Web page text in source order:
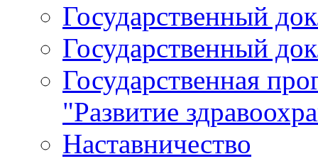
Государственный
Государственный
Государственная
"Развитие
Наставничество